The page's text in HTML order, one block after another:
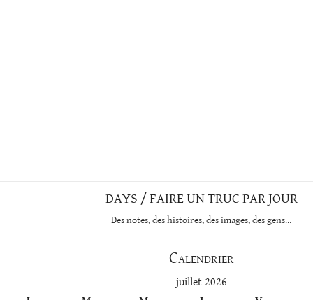
DAYS / FAIRE UN TRUC PAR JOUR
Des notes, des histoires, des images, des gens…
Calendrier
juillet 2026